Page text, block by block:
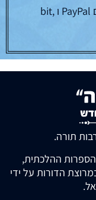
עובדים עם כל כרטיסי האשראי וגם PayPal ו bit,
תורה.
ההלכתית,
הדורות על ידי